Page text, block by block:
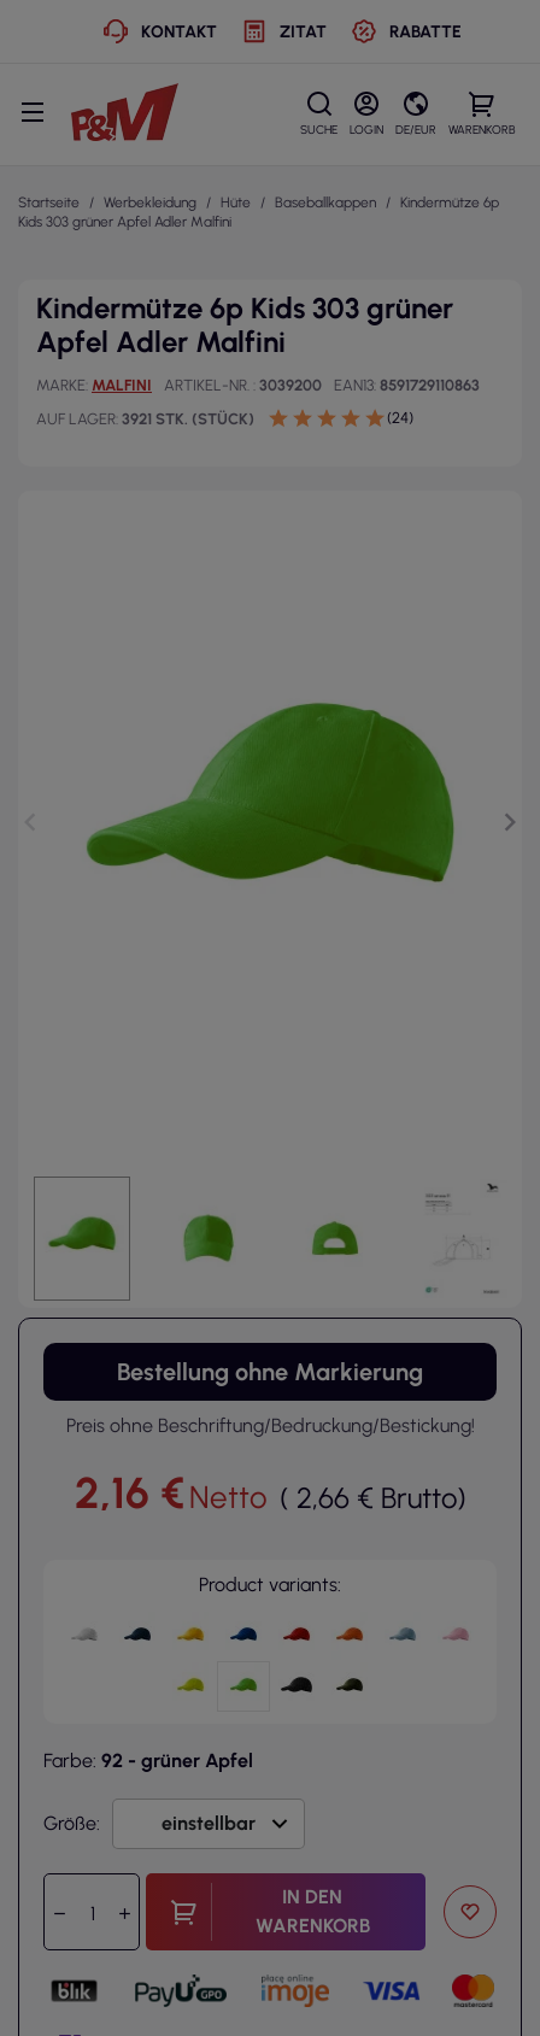
KONTAKT ZITAT RABATTE
SUCHE LOGIN DE/EUR WARENKORB
Startseite Werbekleidung Hüte Baseballkappen
Kindermütze 6p
Kids 303 grüner Apfel Adler Malfini
Kindermütze 6p Kids 303 grüner
Apfel Adler Malfini
MARKE MALFINI ARTIKEL-NR. 3039200 EAN13 8591729110863
AUF LAGER 3921 STK. (STÜCK) (24)
Bestellung ohne Markierung
Preis ohne Beschriftung/Bedruckung/Bestickung!
2,16 €Netto ( 2,66 € Brutto)
Product variants:
Farbe: 92 - grüner Apfel
Größe:
IN DEN
WARENKORB